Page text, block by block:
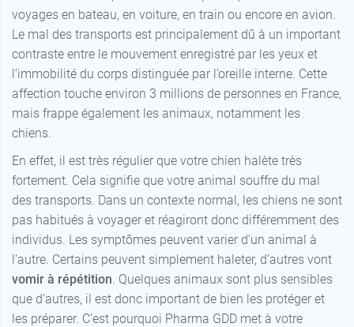
voyages en bateau, en voiture, en train ou encore en avion.
Le mal des transports est principalement dû à un important
contraste entre le mouvement enregistré par les yeux et
l’immobilité du corps distinguée par l’oreille interne. Cette
affection touche environ 3 millions de personnes en France,
mais frappe également les animaux, notamment les
chiens.
En effet, il est très régulier que votre chien halète très
fortement. Cela signifie que votre animal souffre du mal
des transports. Dans un contexte normal, les chiens ne sont
pas habitués à voyager et réagiront donc différemment des
individus. Les symptômes peuvent varier d’un animal à
l’autre. Certains peuvent simplement haleter, d’autres vont
vomir à répétition . Quelques animaux sont plus sensibles
que d’autres, il est donc important de bien les protéger et
les préparer. C’est pourquoi Pharma GDD met à votre